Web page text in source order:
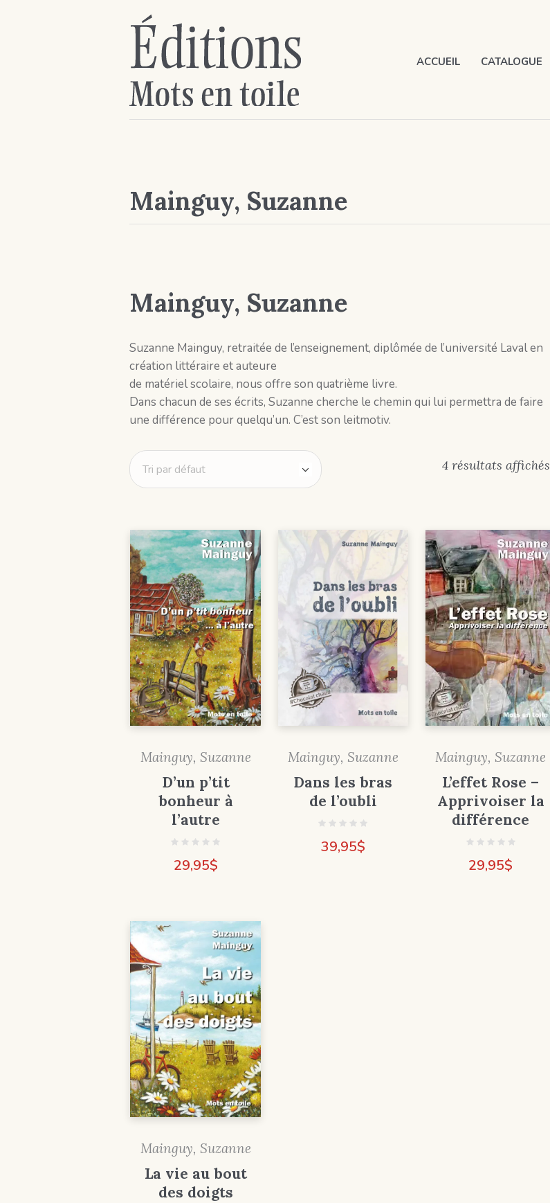
ACCUEIL CATALOGUE
Mainguy, Suzanne
Mainguy, Suzanne
Suzanne Mainguy, retraitée de l’enseignement, diplômée de l’université Laval en
création littéraire et auteure
de matériel scolaire, nous offre son quatrième livre.
Dans chacun de ses écrits, Suzanne cherche le chemin qui lui permettra de faire
une différence pour quelqu’un. C’est son leitmotiv.
4 résultats affichés
Mainguy, Suzanne
D’un p’tit
bonheur à
l’autre
29,95$
Mainguy, Suzanne
Dans les bras
de l’oubli
39,95$
Mainguy, Suzanne
L’effet Rose –
Apprivoiser la
différence
29,95$
Mainguy, Suzanne
La vie au bout
des doigts